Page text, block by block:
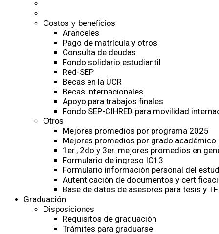
Costos y beneficios
Aranceles
Pago de matrícula y otros
Consulta de deudas
Fondo solidario estudiantil
Red-SEP
Becas en la UCR
Becas internacionales
Apoyo para trabajos finales
Fondo SEP-CIHRED para movilidad
Otros
Mejores promedios por programa 2025
Mejores promedios por grado académico
1er., 2do y 3er. mejores promedios en
Formulario de ingreso IC13
Formulario información personal del
Autenticación de documentos y
Base de datos de asesores para tesis y
Graduación
Disposiciones
Requisitos de graduación
Trámites para graduarse